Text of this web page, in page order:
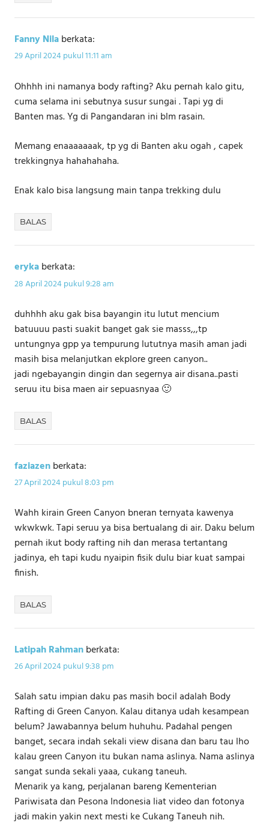
Fanny Nilaberkata:
29 April 2024 pukul 11:11 am
Ohhhh ini namanya body rafting? Aku pernah kalo gitu,
cuma selama ini sebutnya susur sungai . Tapi yg di
Banten mas. Yg di Pangandaran ini blm rasain.
Memang enaaaaaaak, tp yg di Banten aku ogah , capek
trekkingnya hahahahaha.
Enak kalo bisa langsung main tanpa trekking dulu
BALAS
erykaberkata:
28 April 2024 pukul 9:28 am
duhhhh aku gak bisa bayangin itu lutut mencium
batuuuu pasti suakit banget gak sie masss,,,tp
untungnya gpp ya tempurung lututnya masih aman jadi
masih bisa melanjutkan ekplore green canyon..
jadi ngebayangin dingin dan segernya air disana..pasti
seruu itu bisa maen air sepuasnyaa 🙂
BALAS
faziazenberkata:
27 April 2024 pukul 8:03 pm
Wahh kirain Green Canyon bneran ternyata kawenya
wkwkwk. Tapi seruu ya bisa bertualang di air. Daku belum
pernah ikut body rafting nih dan merasa tertantang
jadinya, eh tapi kudu nyaipin fisik dulu biar kuat sampai
finish.
BALAS
Latipah Rahmanberkata:
26 April 2024 pukul 9:38 pm
Salah satu impian daku pas masih bocil adalah Body
Rafting di Green Canyon. Kalau ditanya udah kesampean
belum? Jawabannya belum huhuhu. Padahal pengen
banget, secara indah sekali view disana dan baru tau lho
kalau green Canyon itu bukan nama aslinya. Nama aslinya
sangat sunda sekali yaaa, cukang taneuh.
Menarik ya kang, perjalanan bareng Kementerian
Pariwisata dan Pesona Indonesia liat video dan fotonya
jadi makin yakin next mesti ke Cukang Taneuh nih.